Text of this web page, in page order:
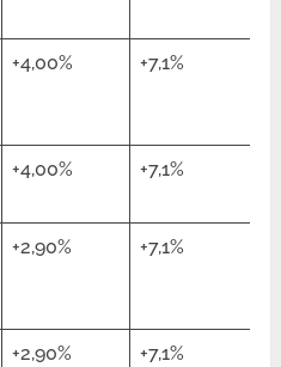
+4,00% +7,1%
+4,00% +7,1%
+2,90% +7,1%
+2,90% +7,1%